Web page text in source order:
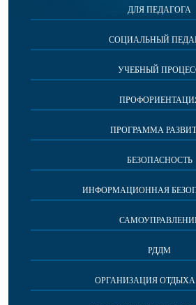
ДЛЯ ПЕДАГОГА
СОЦИАЛЬНЫЙ
УЧЕБНЫЙ
ПРОГРАММА
БЕЗОПАСНОСТЬ
ИНФОРМАЦИОННАЯ
РДДМ
ОРГАНИЗАЦИЯ ОТДЫХА